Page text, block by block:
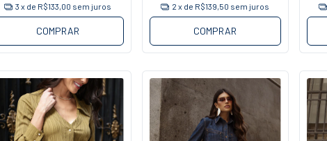
3 x de R$133,00 sem juros
COMPRAR
2 x de R$139,50 sem juros
COMPRAR